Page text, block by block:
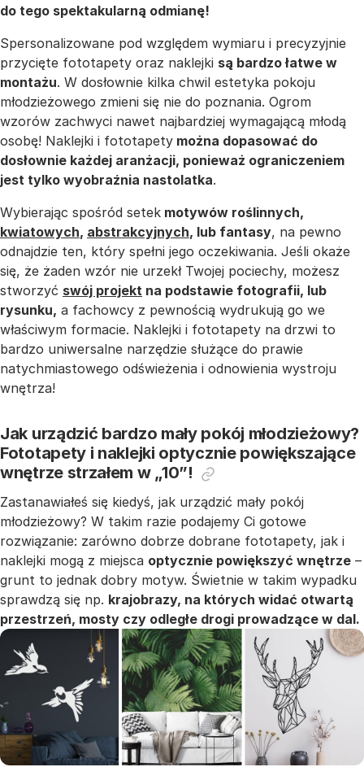
do tego spektakularną odmianę!
Spersonalizowane pod względem wymiaru i precyzyjnie
przycięte fototapety oraz naklejki są bardzo łatwe w
montażu. W dosłownie kilka chwil estetyka pokoju
młodzieżowego zmieni się nie do poznania. Ogrom
wzorów zachwyci nawet najbardziej wymagającą młodą
osobę! Naklejki i fototapety można dopasować do
dosłownie każdej aranżacji, ponieważ ograniczeniem
jest tylko wyobraźnia nastolatka.
Wybierając spośród setek motywów roślinnych,
kwiatowych, abstrakcyjnych, lub fantasy, na pewno
odnajdzie ten, który spełni jego oczekiwania. Jeśli okaże
się, że żaden wzór nie urzekł Twojej pociechy, możesz
stworzyć swój projekt na podstawie fotografii, lub
rysunku, a fachowcy z pewnością wydrukują go we
właściwym formacie. Naklejki i fototapety na drzwi to
bardzo uniwersalne narzędzie służące do prawie
natychmiastowego odświeżenia i odnowienia wystroju
wnętrza!
Jak urządzić bardzo mały pokój młodzieżowy?
Fototapety i naklejki optycznie powiększające
wnętrze strzałem w „10”!
Zastanawiałeś się kiedyś, jak urządzić mały pokój
młodzieżowy? W takim razie podajemy Ci gotowe
rozwiązanie: zarówno dobrze dobrane fototapety, jak i
naklejki mogą z miejsca optycznie powiększyć wnętrze –
grunt to jednak dobry motyw. Świetnie w takim wypadku
sprawdzą się np. krajobrazy, na których widać otwartą
przestrzeń, mosty czy odległe drogi prowadzące w dal.